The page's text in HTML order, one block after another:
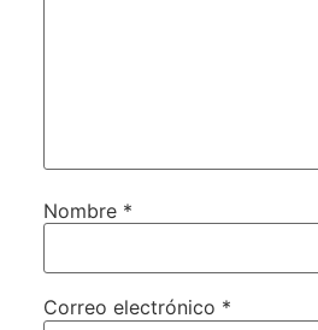
Nombre *
Correo electrónico *